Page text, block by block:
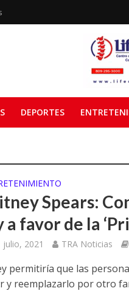
DEPORTES
Spears:
a favor de la
julio, 2021 TRA Noticias
permitiría que las
y reemplazarlo por otro